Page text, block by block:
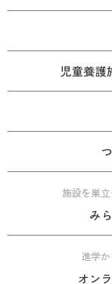
児童養護
施設を巣
み
進学
オン